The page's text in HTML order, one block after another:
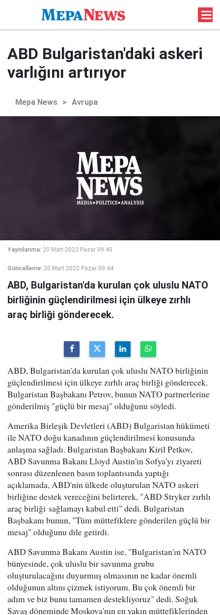
ABD Bulgaristan'daki askeri
varlığını artırıyor
Mepa News > Avrupa
Yayınlanma: 20 Mart 2022 Pazar 09:40
Güncelleme: 20 Mart 2022 Pazar 09:44
ABD, Bulgaristan'da kurulan çok uluslu NATO
birliğinin güçlendirilmesi için ülkeye zırhlı
araç birliği gönderecek.
ABD, Bulgaristan'da kurulan çok uluslu NATO birliğinin
güçlendirilmesi için ülkeye zırhlı araç birliği gönderecek.
Bulgaristan Başbakanı Petrov, bunun NATO partnerlerine
gönderilmiş "güçlü bir mesaj" olduğunu söyledi.
Amerika Birleşik Devletleri (ABD) Bulgaristan hükümeti
ile NATO doğu kanadının güçlendirilmesi konusunda
anlaşma sağladı. Bulgaristan Başbakanı Kiril Petkov,
ABD Savunma Bakanı Lloyd Austin'in Sofya'yı ziyareti
sonrası düzenlenen basın toplantısında yaptığı
açıklamada, ABD'nin ülkede oluşturulan NATO askeri
birliğine destek vereceğini belirterek, "ABD Stryker zırhlı
araç birliği sağlamayı kabul etti" dedi. Bulgaristan
Başbakanı bunun, "Tüm müttefiklere gönderilen güçlü bir
mesaj" olduğunu dile getirdi.
ABD Savunma Bakanı Austin ise, "Bulgaristan'ın NATO
bünyesinde, çok uluslu bir savunma grubu
oluşturulacağını duyurmuş olmasının ne kadar önemli
olduğunun altını çizmek istiyorum. Bu çok önemli bir
adım ve biz bunu tamamen destekliyoruz" dedi. Soğuk
Savaş döneminde Moskova'nın en yakın müttefiklerinden